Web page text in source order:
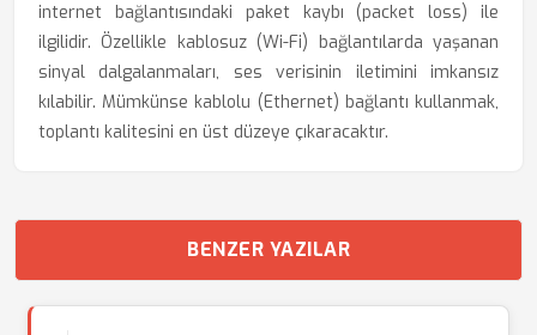
internet bağlantısındaki paket kaybı (packet loss) ile
ilgilidir. Özellikle kablosuz (Wi-Fi) bağlantılarda yaşanan
sinyal dalgalanmaları, ses verisinin iletimini imkansız
kılabilir. Mümkünse kablolu (Ethernet) bağlantı kullanmak,
toplantı kalitesini en üst düzeye çıkaracaktır.
BENZER YAZILAR